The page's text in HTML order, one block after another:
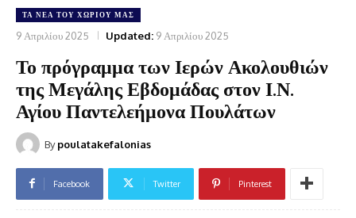
ΤΑ ΝΈΑ ΤΟΥ ΧΩΡΙΟΎ ΜΑΣ
9 Απριλίου 2025 Updated: 9 Απριλίου 2025
Το πρόγραμμα των Ιερών Ακολουθιών
της Μεγάλης Εβδομάδας στον Ι.Ν.
Αγίου Παντελεήμονα Πουλάτων
By poulatakefalonias
Facebook Twitter Pinterest